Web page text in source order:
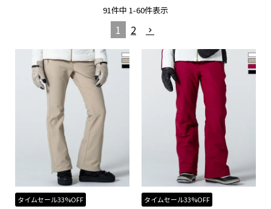
91件中 1-60件表示
1 2
タイムセール33%OFF タイムセール33%OFF